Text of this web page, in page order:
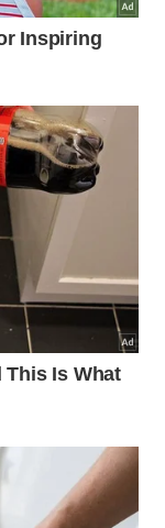
de raios X
sem
detalhes
através de